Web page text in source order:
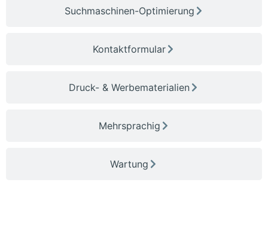
Suchmaschinen-Optimierung
Kontaktformular
Druck- & Werbematerialien
Mehrsprachig
Wartung